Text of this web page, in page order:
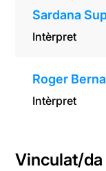
Sardana
Intèrpret
Roger
Intèrpret
Vinculat/da